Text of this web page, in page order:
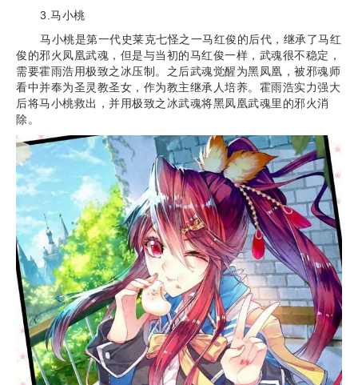
3.马小桃
马小桃是第一代史莱克七怪之一马红俊的后代，继承了马红
俊的邪火凤凰武魂，但是与当初的马红俊一样，武魂很不稳定，
需要霍雨浩用极致之冰压制。之后武魂觉醒为黑凤凰，被邪魂师
看中并奉为圣灵教圣女，作为教主继承人培养。霍雨浩实力强大
后将马小桃救出，并用极致之冰武魂将黑凤凰武魂里的邪火消
除。